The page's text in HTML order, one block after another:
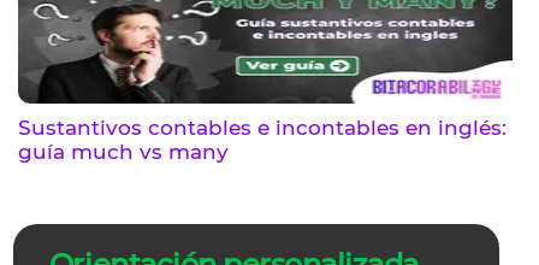
Sustantivos contables e incontables en inglés:
guía much vs many